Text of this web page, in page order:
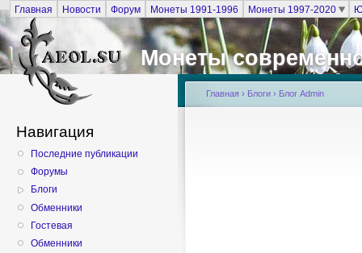
Главная Новости Форум Монеты 1991-1996 Монеты 1997-2020
Монеты
Навигация
Последние публикации
Форумы
Блоги
Обменники
Гостевая
Обменники
Главная › Блоги › Блог Admin